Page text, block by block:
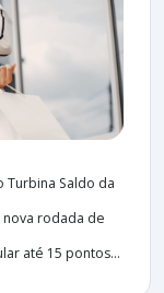
Turbina Saldo da
nova rodada de
até 15 pontos...